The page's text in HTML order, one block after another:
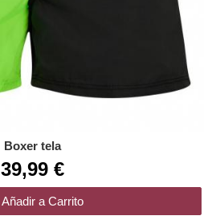
Boxer tela
39,99 €
Añadir a Carrito